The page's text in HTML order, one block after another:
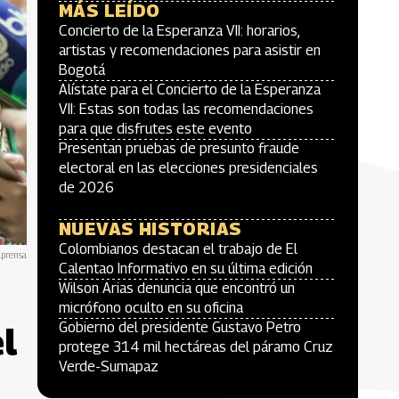
MÁS LEÍDO
Concierto de la Esperanza VII: horarios,
artistas y recomendaciones para asistir en
Bogotá
Alístate para el Concierto de la Esperanza
VII: Estas son todas las recomendaciones
para que disfrutes este evento
Presentan pruebas de presunto fraude
electoral en las elecciones presidenciales
de 2026
NUEVAS HISTORIAS
Colombianos destacan el trabajo de El
Calentao Informativo en su última edición
Wilson Arias denuncia que encontró un
micrófono oculto en su oficina
Gobierno del presidente Gustavo Petro
protege 314 mil hectáreas del páramo Cruz
Verde-Sumapaz